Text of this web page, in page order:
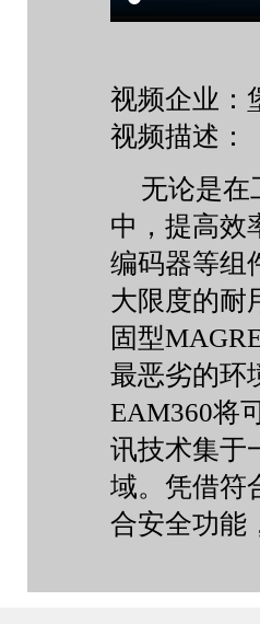
视频企业：
视频描述：
无论是在
中，提高效
编码器等组
大限度的耐
固型
最恶劣的环
EAM360将
讯技术集于
域。凭借符
合安全功能